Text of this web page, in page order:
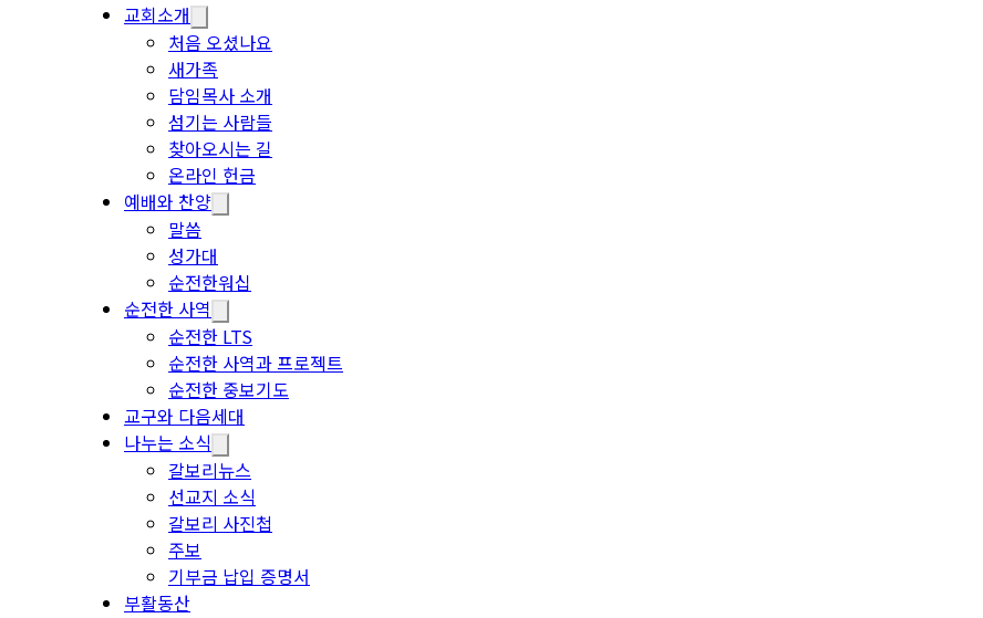
교회소개
처음 오셨나요
새가족
담임목사 소개
섬기는 사람들
찾아오시는 길
온라인 헌금
예배와 찬양
말씀
성가대
순전한워십
순전한 사역
순전한 LTS
순전한 사역과 프로젝트
순전한 중보기도
교구와 다음세대
나누는 소식
갈보리뉴스
선교지 소식
갈보리 사진첩
주보
기부금 납입 증명서
부활동산